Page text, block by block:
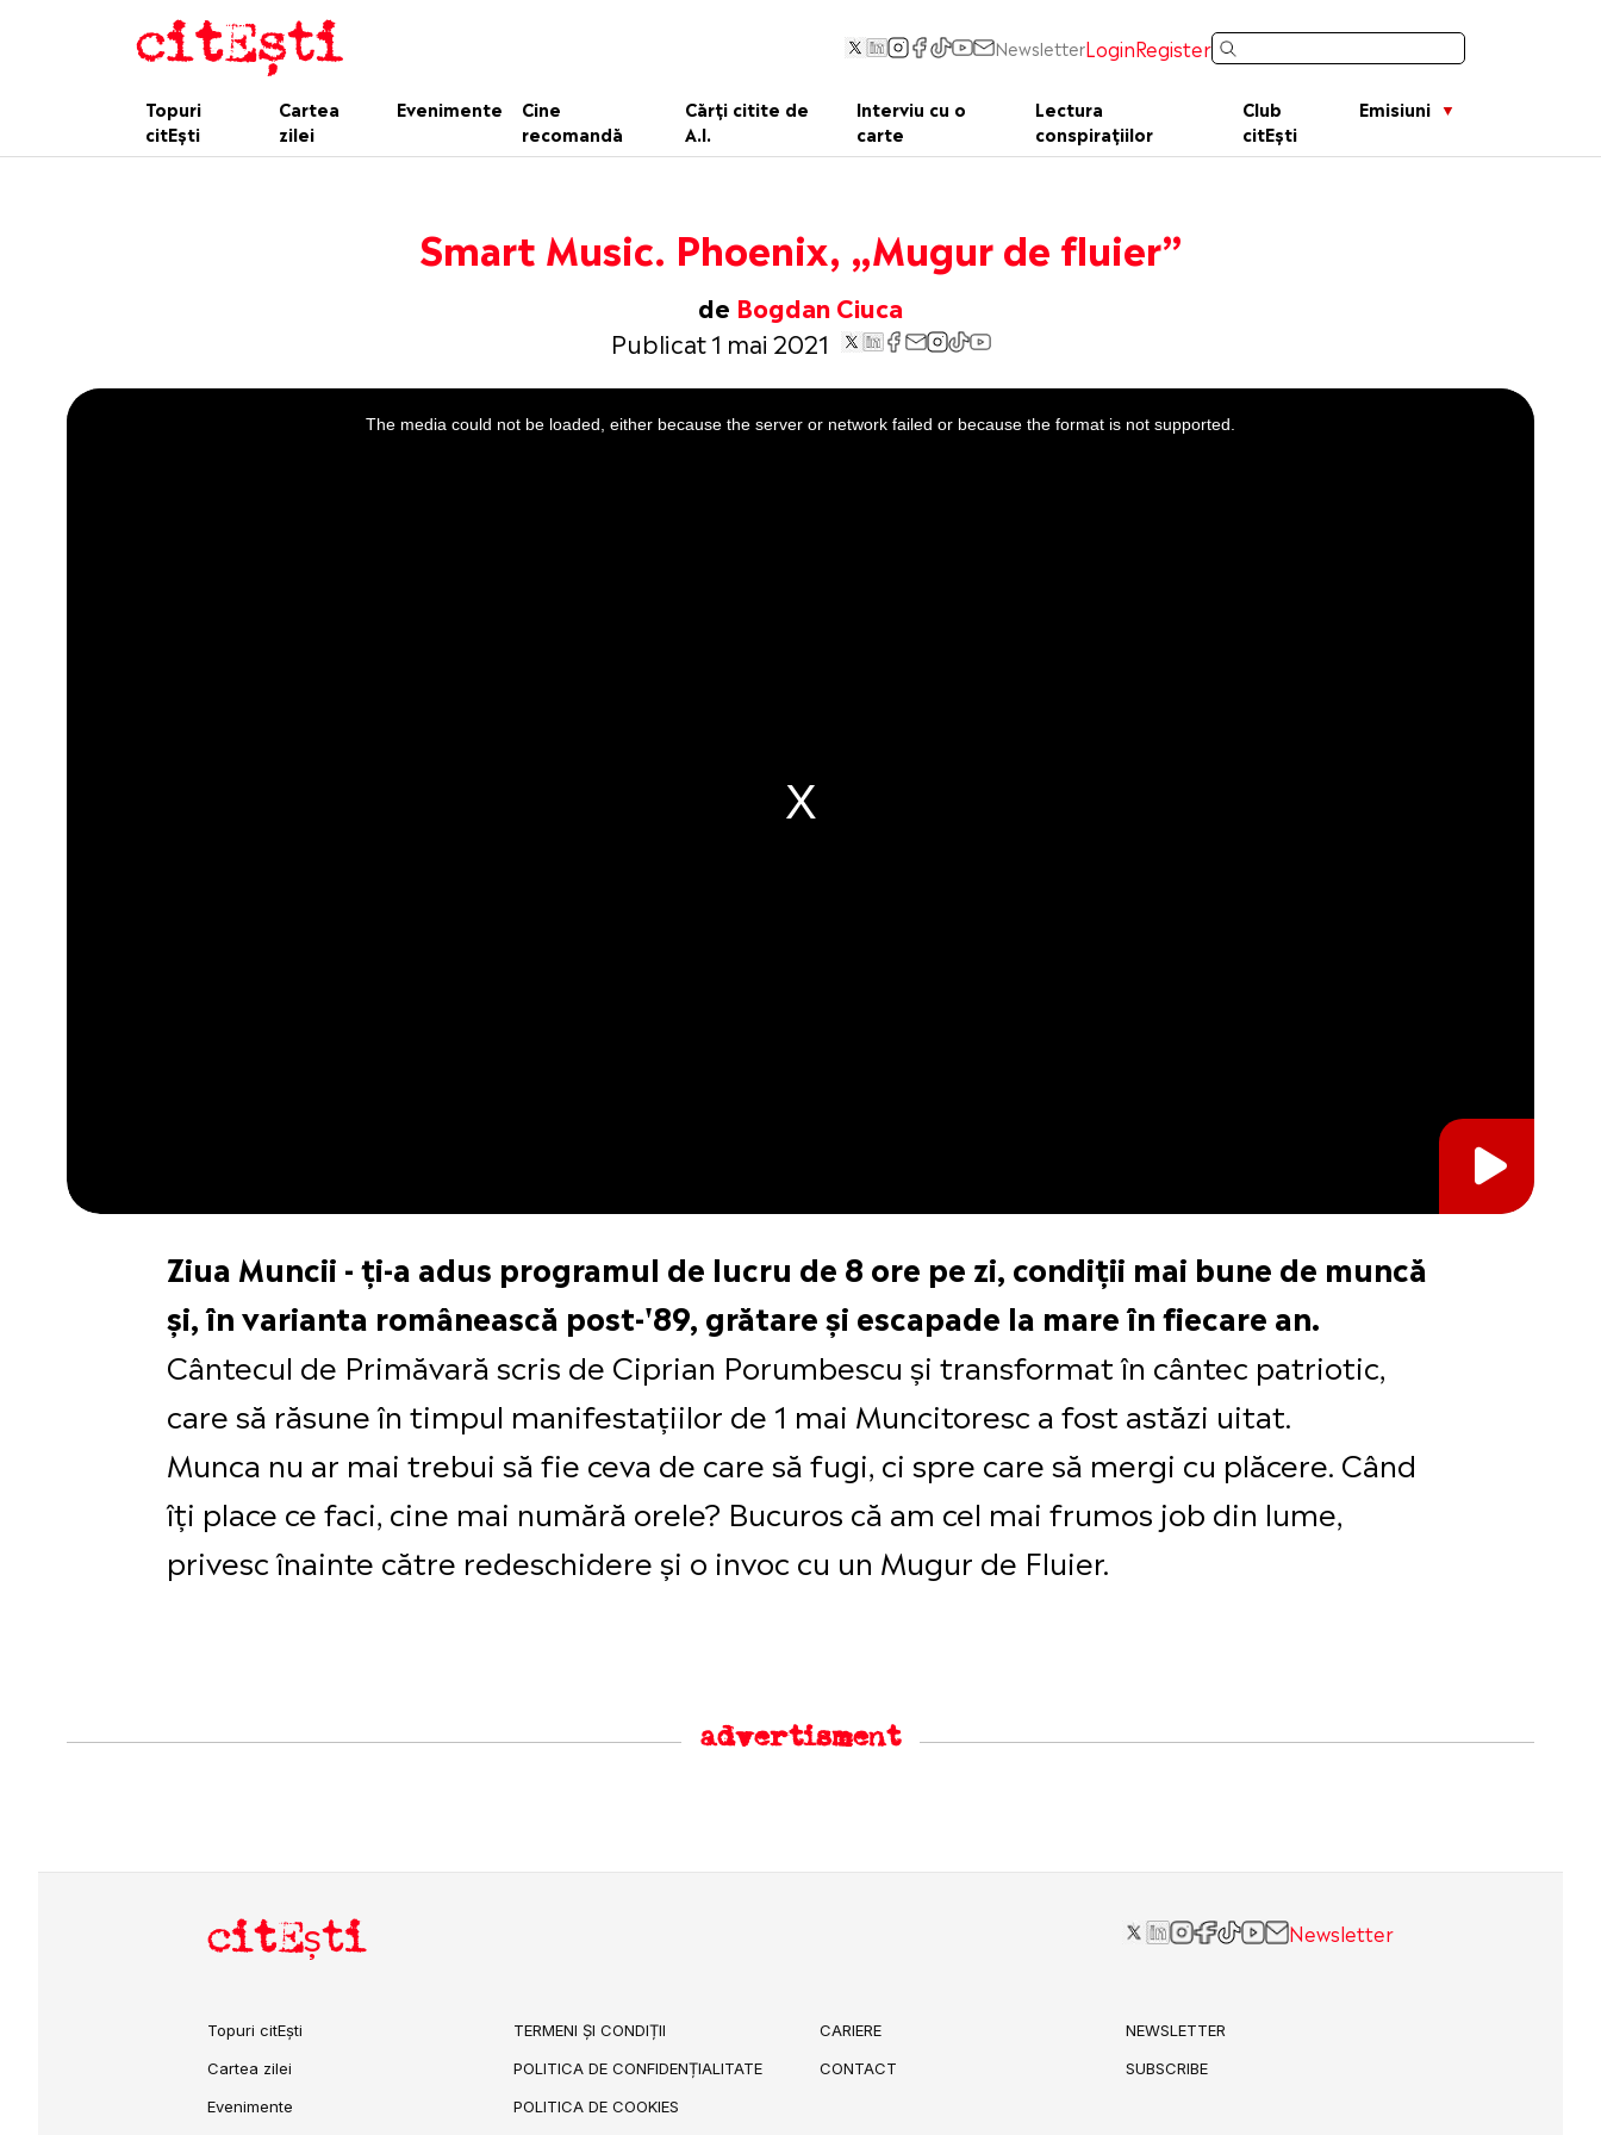
NewsletterLoginRegister
Topuri
citEști
Cartea
zilei
Evenimente
Cine
recomandă
Cărți citite de
A.I.
Interviu cu o
carte
Lectura
conspirațiilor
Club
citEști
Emisiuni
Smart Music. Phoenix, „Mugur de fluier”
de Bogdan Ciuca
Publicat 1 mai 2021
This
is
a
The media could not be loaded, either because the server or network failed or because the format is not supported.
Ziua Muncii - ți-a adus programul de lucru de 8 ore pe zi, condiții mai bune de muncă
și, în varianta românească post-'89, grătare și escapade la mare în fiecare an.
Cântecul de Primăvară scris de Ciprian Porumbescu și transformat în cântec patriotic,
care să răsune în timpul manifestațiilor de 1 mai Muncitoresc a fost astăzi uitat.
Munca nu ar mai trebui să fie ceva de care să fugi, ci spre care să mergi cu plăcere. Când
îți place ce faci, cine mai numără orele? Bucuros că am cel mai frumos job din lume,
privesc înainte către redeschidere și o invoc cu un Mugur de Fluier.
advertisment
citEști Newsletter
Topuri citEști
Cartea zilei
Evenimente
TERMENI ȘI CONDIȚII
POLITICA DE CONFIDENȚIALITATE
POLITICA DE COOKIES
CARIERE
CONTACT
NEWSLETTER
SUBSCRIBE